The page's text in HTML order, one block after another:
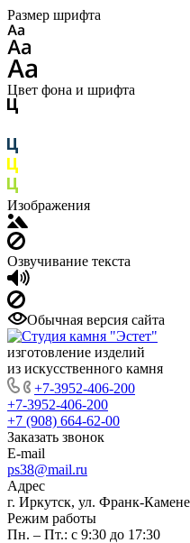
Размер шрифта
Цвет фона и шрифта
Изображения
Озвучивание текста
Обычная версия сайта
изготовление изделий
из искусственного камня
+7-3952-406-200
+7-3952-406-200
+7 (908) 664-62-00
Заказать звонок
E-mail
ps38@mail.ru
Адрес
г. Иркутск, ул. Франк-
Режим работы
Пн. – Пт.: с 9:30 до 17:30